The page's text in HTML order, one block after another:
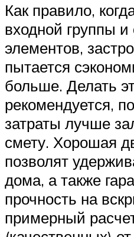
Как правило,
входной группы
элементов,
пытается
больше. Делать
рекомендуется,
затраты лучше
смету. Хорошая
позволят
дома, а также
прочность на
примерный